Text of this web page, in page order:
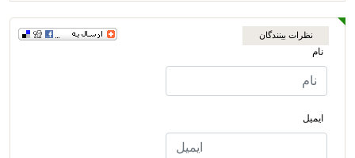
نظرات بینندگان
نام
ایمیل